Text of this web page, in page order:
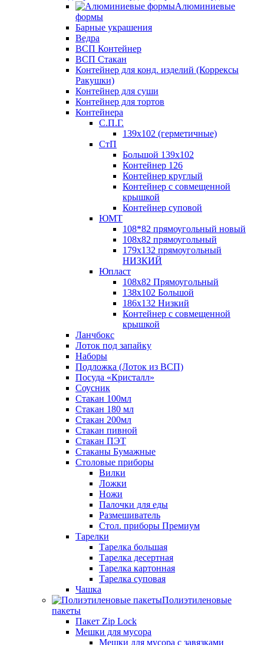
Алюминиевые
формы
Барные украшения
Ведра
ВСП Контейнер
ВСП Стакан
Контейнер для конд. изделий (Коррексы
Ракушки)
Контейнер для суши
Контейнер для тортов
Контейнера
С.П.Г.
139х102 (герметичные)
СтП
Большой 139х102
Контейнер 126
Контейнер круглый
Контейнер с совмещенной
крышкой
Контейнер суповой
ЮМТ
108*82 прямоугольный новый
108х82 прямоугольный
179х132 прямоугольный
НИЗКИЙ
Юпласт
108х82 Прямоугольный
138х102 Большой
186х132 Низкий
Контейнер с совмещенной
крышкой
Ланчбокс
Лоток под запайку
Наборы
Подложка (Лоток из ВСП)
Посуда «Кристалл»
Соусник
Стакан 100мл
Стакан 180 мл
Стакан 200мл
Стакан пивной
Стакан ПЭТ
Стаканы Бумажные
Столовые приборы
Вилки
Ложки
Ножи
Палочки для еды
Размешиватель
Стол. приборы Премиум
Тарелки
Тарелка большая
Тарелка десертная
Тарелка картонная
Тарелка суповая
Чашка
Полиэтиленовые
пакеты
Пакет Zip Lock
Мешки для мусора
Мешки для мусора с завязками